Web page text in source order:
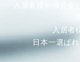
入居者様や仲介会
入居者
日本一選ば